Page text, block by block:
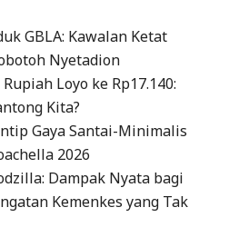
GBLA: Kawalan Ketat
Nyetadion
Loyo ke Rp17.140:
Kita?
Gaya Santai-Minimalis
2026
Dampak Nyata bagi
Kemenkes yang Tak